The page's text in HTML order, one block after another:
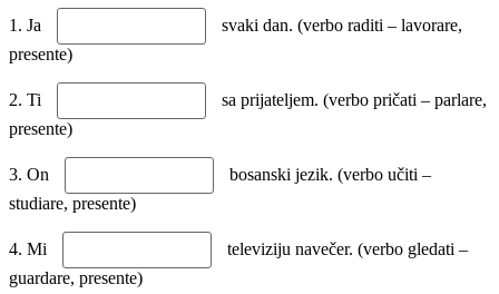
1. Ja
svaki dan. (verbo raditi – lavorare,
presente)
2. Ti
sa prijateljem. (verbo pričati – parlare,
presente)
3. On
bosanski jezik. (verbo učiti –
studiare, presente)
4. Mi
televiziju navečer. (verbo gledati –
guardare, presente)